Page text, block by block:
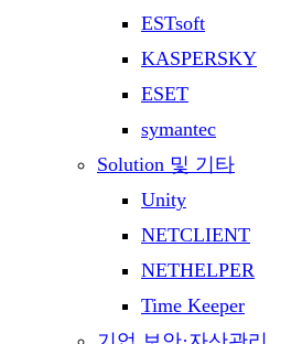
ESTsoft
KASPERSKY
ESET
symantec
Solution 및 기타
Unity
NETCLIENT
NETHELPER
Time Keeper